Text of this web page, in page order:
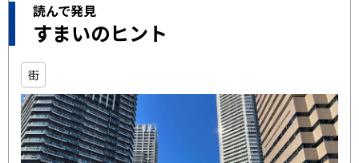
読んで発見
すまいのヒント
街